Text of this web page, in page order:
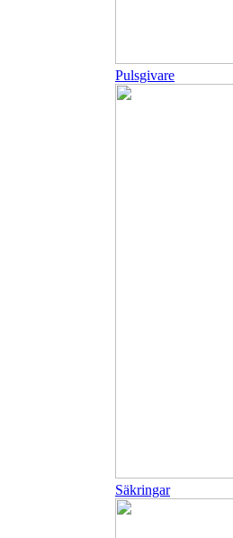
Pulsgivare
Säkringar